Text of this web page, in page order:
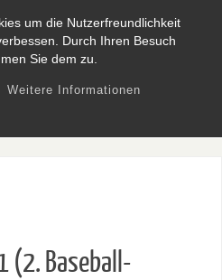
um die Nutzerfreundlichkeit
Durch Ihren Besuch
Sie dem zu.
Weitere Informationen
BASEBALL UND SOFTBALL IN
NIEDERSACHSEN
(2. Baseball-